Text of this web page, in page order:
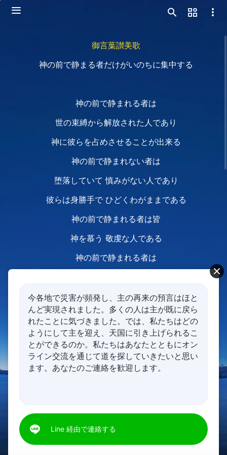
御言葉讃美歌
神の前で静まる者だけがいのちに集中する
神の前で静まれる者は
世の束縛から解放された人であり
神に彼らを占めさせることが出来る
神の前で静まれない者は
堕落していて 慎みがない人であり
彼らは身勝手で ひどくわがままである
神の前で静まれる者は皆
神を慕う 敬虔な人である
神の前で静まれる者は
神の前で静まれる者は
神の言葉を渇望し
真理を追い求める人である
神の前で静まることを無視したり
世に執着する 虚栄心の強い人である
彼らは命を持たず
今各地で災害が頻発し、主の再来の預言はほと
んど実現されました。多くの人は主が既に戻ら
れたことに気づきました。では、私たちはどの
ようにして主を迎え、天国に引き上げられるこ
とができるのか。私たちはあなたとともにオン
ライン交流を通じて道を探していきたいと思い
ます。あなたのご連絡を歓迎します。
Line 経由で連絡する